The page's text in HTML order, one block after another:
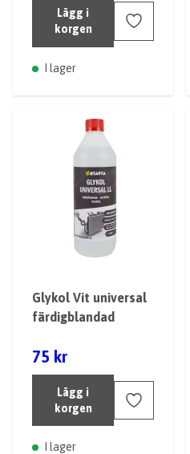
Lägg i
korgen
I lager
Glykol Vit universal
färdigblandad
75 kr
Lägg i
korgen
I lager